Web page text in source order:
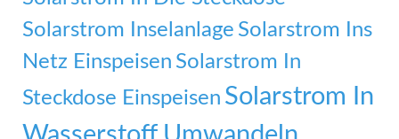
Solarstrom Inselanlage Solarstrom Ins
Netz Einspeisen Solarstrom In
Steckdose Einspeisen Solarstrom In